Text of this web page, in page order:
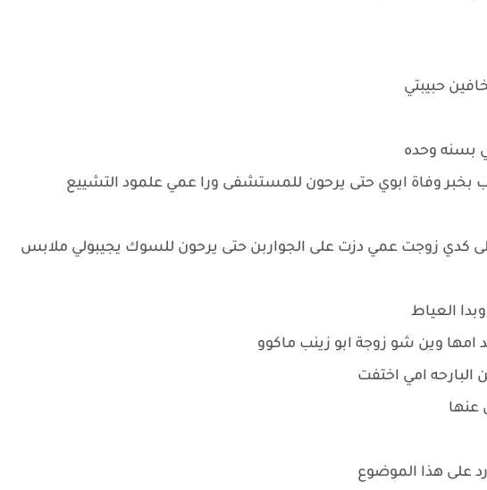
حبيبتي
بسنه وحده
بخبر وفاة ابوي حتى يرحون للمستشفى ورا عمي علمود التشييع
كدي زوجت عمي دزت على الجواربن حتى يرحون للسوك يجيبولي ملابس
العياط
وين شو زوجة ابو زينب ماكوو
امي اختفت
عنها
على هذا الموضوع